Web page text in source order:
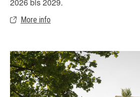
2026 bis 2029.
More info